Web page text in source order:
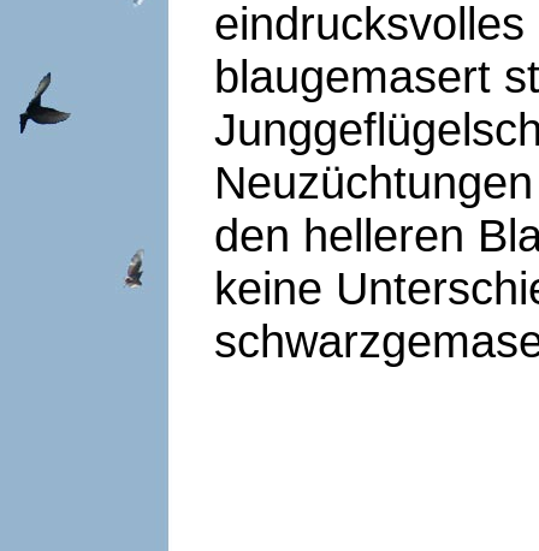
blaugemasert
den helleren
keine